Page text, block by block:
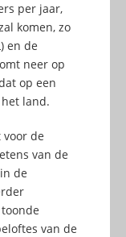
per jaar,
komen, zo
en de
neer op
op een
land.
voor de
van de
de
van de